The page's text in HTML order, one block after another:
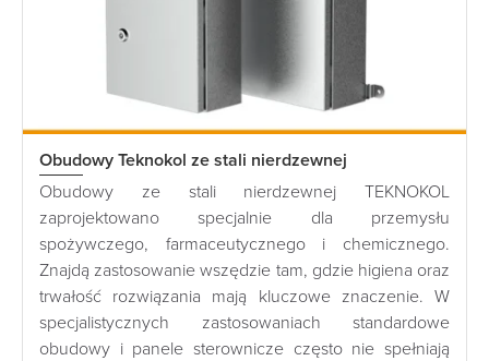
Obudowy Teknokol ze stali nierdzewnej
Obudowy ze stali nierdzewnej TEKNOKOL
zaprojektowano specjalnie dla przemysłu
spożywczego, farmaceutycznego i chemicznego.
Znajdą zastosowanie wszędzie tam, gdzie higiena oraz
trwałość rozwiązania mają kluczowe znaczenie. W
specjalistycznych zastosowaniach standardowe
obudowy i panele sterownicze często nie spełniają